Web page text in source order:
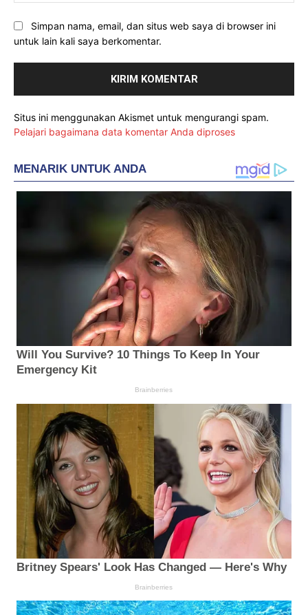
Simpan nama, email, dan situs web saya di browser ini
untuk lain kali saya berkomentar.
Situs ini menggunakan Akismet untuk mengurangi spam.
Pelajari bagaimana data komentar Anda diproses